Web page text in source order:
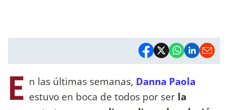
E n las últimas semanas, Danna Paola
estuvo en boca de todos por ser la